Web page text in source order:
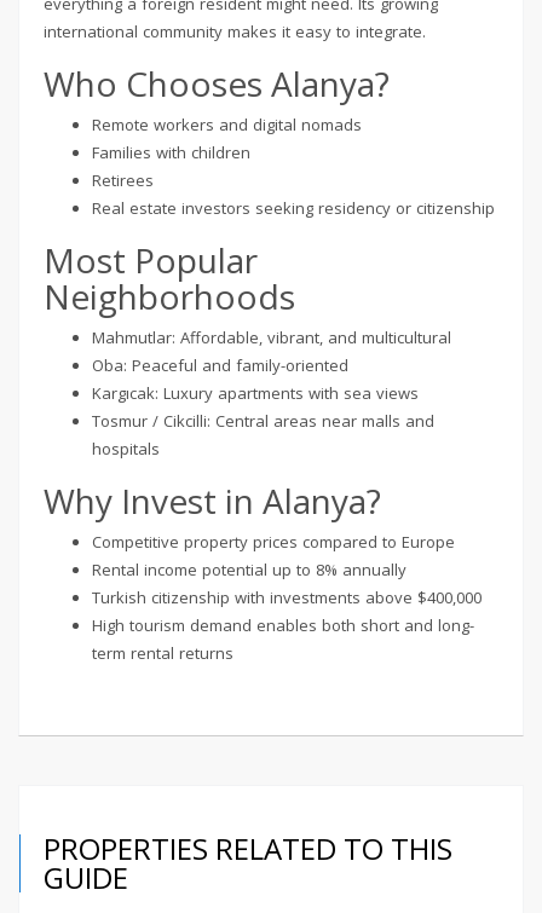
international community makes it easy to integrate.
Who Chooses Alanya?
Remote workers and digital nomads
Families with children
Retirees
Real estate investors seeking residency or citizenship
Most Popular
Neighborhoods
Mahmutlar: Affordable, vibrant, and multicultural
Oba: Peaceful and family-oriented
Kargıcak: Luxury apartments with sea views
Tosmur / Cikcilli: Central areas near malls and
hospitals
Why Invest in Alanya?
Competitive property prices compared to Europe
Rental income potential up to 8% annually
Turkish citizenship with investments above $400,000
High tourism demand enables both short and long-
term rental returns
PROPERTIES RELATED TO THIS
GUIDE